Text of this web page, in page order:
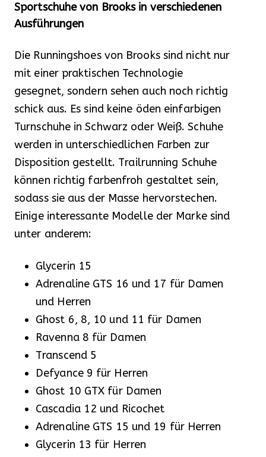
Sportschuhe von Brooks in verschiedenen
Ausführungen
Die Runningshoes von Brooks sind nicht nur
mit einer praktischen Technologie
gesegnet, sondern sehen auch noch richtig
schick aus. Es sind keine öden einfarbigen
Turnschuhe in Schwarz oder Weiß. Schuhe
werden in unterschiedlichen Farben zur
Disposition gestellt. Trailrunning Schuhe
können richtig farbenfroh gestaltet sein,
sodass sie aus der Masse hervorstechen.
Einige interessante Modelle der Marke sind
unter anderem:
Glycerin 15
Adrenaline GTS 16 und 17 für Damen
und Herren
Ghost 6, 8, 10 und 11 für Damen
Ravenna 8 für Damen
Transcend 5
Defyance 9 für Herren
Ghost 10 GTX für Damen
Cascadia 12 und Ricochet
Adrenaline GTS 15 und 19 für Herren
Glycerin 13 für Herren